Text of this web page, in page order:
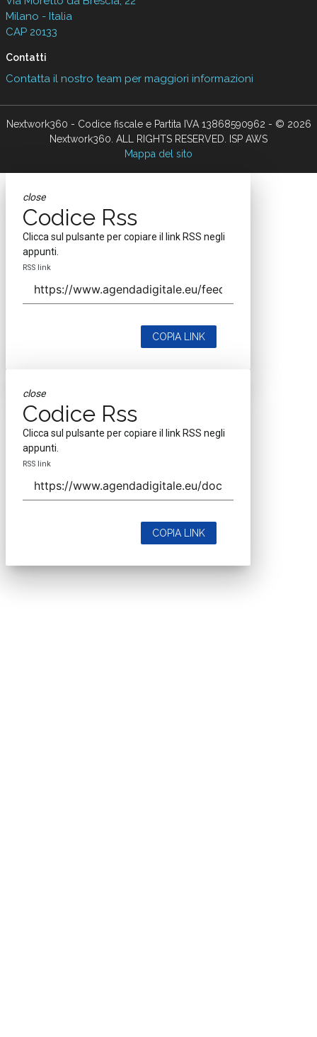
Milano - Italia
CAP 20133
Contatti
Contatta il nostro team per maggiori informazioni
Nextwork360 - Codice fiscale e Partita IVA 13868590962 - © 2026
Nextwork360. ALL RIGHTS RESERVED. ISP AWS
Mappa del sito
close
Codice Rss
Clicca sul pulsante per copiare il link RSS negli
appunti.
RSS link
COPIA LINK
close
Codice Rss
Clicca sul pulsante per copiare il link RSS negli
appunti.
RSS link
COPIA LINK